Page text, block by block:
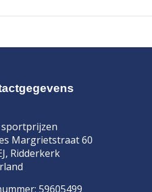
sportprijzen
Margrietstraat 60
Ridderkerk
59605499